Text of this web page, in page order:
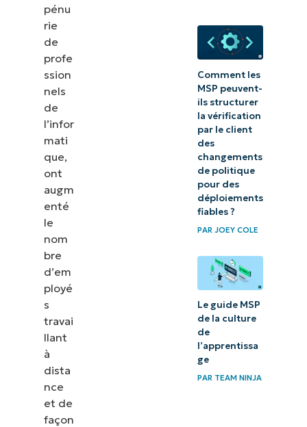
services
pénu
rie
de
profe
ssion
nels
de
l’infor
mati
que,
ont
augm
enté
le
nom
bre
d’em
ployé
s
travai
llant
à
dista
nce
et de
façon
Comment les
MSP peuvent-
ils structurer
la vérification
par le client
des
changements
de politique
pour des
déploiements
fiables ?
PAR JOEY COLE
Le guide MSP
de la culture
de
l’apprentissa
ge
PARTEAM NINJA